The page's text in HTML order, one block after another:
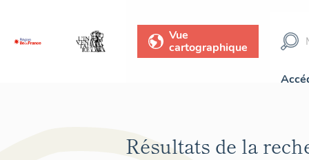
Vue
cartographique
Résultats de la